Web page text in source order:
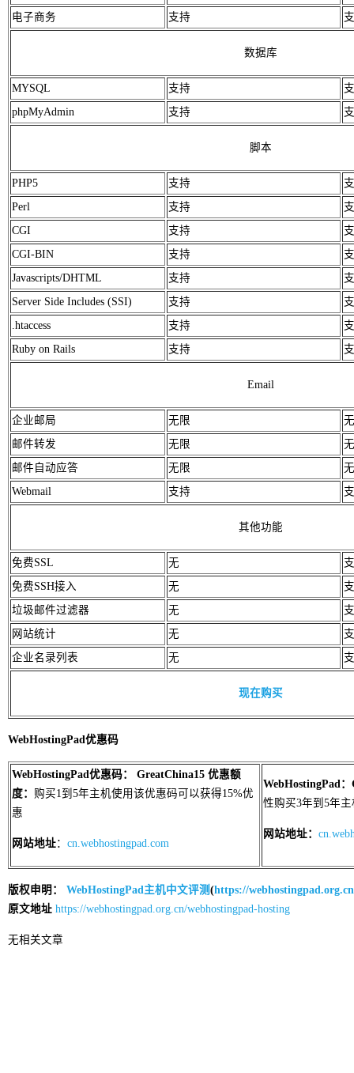
电子商务
支持
数据库
MYSQL 支持
phpMyAdmin
支持
脚本
PHP5 支持
Perl
支持
CGI
支持
CGI-BIN
支持
Javascripts/DHTML
支持
Server Side Includes (SSI)
支持
.htaccess
支持
Ruby on Rails
支持
Email
企业邮局 无限
邮件转发
无限
邮件自动应答
无限
Webmail
支持
其他功能
免费SSL 无
免费SSH接入
无
垃圾邮件过滤器
无
网站统计
无
企业名录列表
无
现在购买
WebHostingPad优惠码
WebHostingPad优惠码： GreatChina15 优惠额
度： 购买1到5年主机使用该优惠码可以获得15%优
惠
网站地址： cn.webhostingpad.com
WebHostingPad
性购买3年到5年
网站地址：
版权申明： WebHostingPad主机中文评测(https://
原文地址 https://webhostingpad.org.cn/webhostingpad-hosting
无相关文章